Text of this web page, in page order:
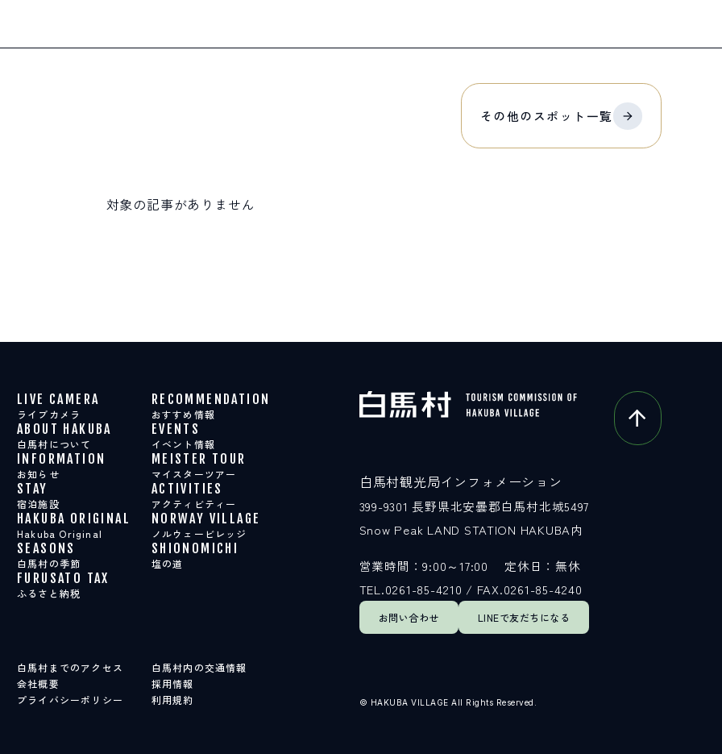
その他のスポット 一覧
対象の記事がありません
LIVE CAMERA
ライブカメラ
RECOMMENDATION
おすすめ情報
ABOUT HAKUBA
白馬村について
EVENTS
イベント情報
INFORMATION
お知らせ
MEISTER TOUR
マイスターツアー
STAY
宿泊施設
ACTIVITIES
アクティビティー
HAKUBA ORIGINAL
Hakuba Original
NORWAY VILLAGE
ノルウェービレッジ
SEASONS
白馬村の季節
SHIONOMICHI
塩の道
FURUSATO TAX
ふるさと納税
白馬村までのアクセス
白馬村内の交通情報
会社概要
採用情報
プライバシーポリシー
利用規約
お問い合わせ LINEで友だちになる
白馬村観光局インフォメーション
399-9301 長野県北安曇郡白馬村北城5497
Snow Peak LAND STATION HAKUBA内
営業時間：9:00～17:00
定休日：無休
TEL.0261-85-4210 / FAX.0261-85-4240
© HAKUBA VILLAGE All Rights Reserved.